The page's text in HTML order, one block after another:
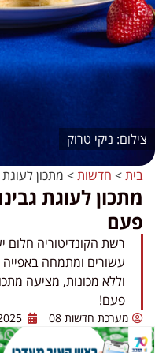
ניקי טרוק
בית> חדשות> מתכון
מתכון לעוגת
פעם
רשת הקונדיטוריה
עשורים ומתמחה באפייה
וללא מכונות, מציעה
פעם!
מערכת חדשות 08